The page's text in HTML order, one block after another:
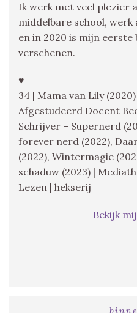
Ik werk met veel plezier
middelbare school,
en in 2020 is mijn eerste
verschenen.
♥
34 | Mama van Lily
Afgestudeerd Docent
Schrijver – Supernerd
forever nerd (2022),
(2022), Wintermagie
schaduw (2023) |
Lezen | hekserij
Bekijk